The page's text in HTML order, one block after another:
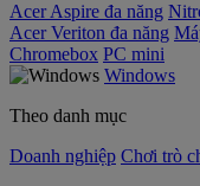
Acer Aspire đa năng
Acer Veriton đa năng
Chromebox PC mini
Windows
Theo danh mục
Doanh nghiệp Chơi trò